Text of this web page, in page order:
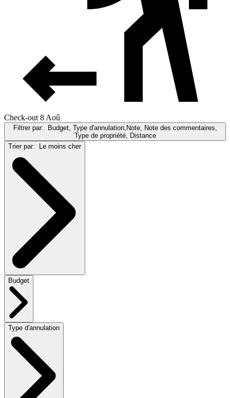
Check-out 8 Aoû
Filtrer par:
Budget, Type d'annulation,Note, Note des commentaires,
Type de propriété, Distance
Trier par:
Le moins cher
Budget
Type d'annulation